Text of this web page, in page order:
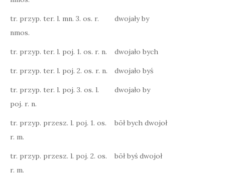
tr. przyp. ter. l. mn. 3. os. r.
nmos.
dwojały by
tr. przyp. ter. l. poj. 1. os. r. n. dwojało bych
tr. przyp. ter. l. poj. 2. os. r. n. dwojało byś
tr. przyp. ter. l. poj. 3. os. l.
poj. r. n.
dwojało by
tr. przyp. przesz. l. poj. 1. os.
r. m.
bōł bych dwojoł
tr. przyp. przesz. l. poj. 2. os.
r. m.
bōł byś dwojoł